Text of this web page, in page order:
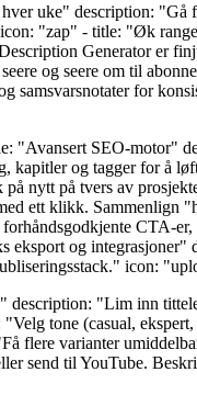
uke" description: "Gå
"zap" - title: "Øk
Generator er
og seere om til
for
"Avansert SEO-motor"
kapitler og tagger for å
nytt på tvers av
ett klikk. Sammenlign
CTA-
eksport og
icon:
"Lim inn
tone (casual,
flere varianter
send til YouTube.